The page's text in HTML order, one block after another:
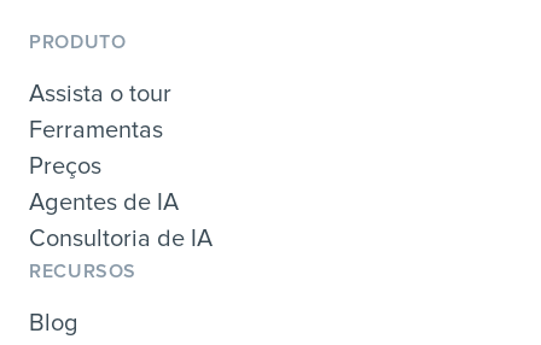
PRODUTO
Assista o tour
Ferramentas
Preços
Agentes de IA
Consultoria de IA
RECURSOS
Blog